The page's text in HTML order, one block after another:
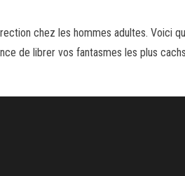
chez les hommes adultes. Voici
de librer vos fantasmes les plus